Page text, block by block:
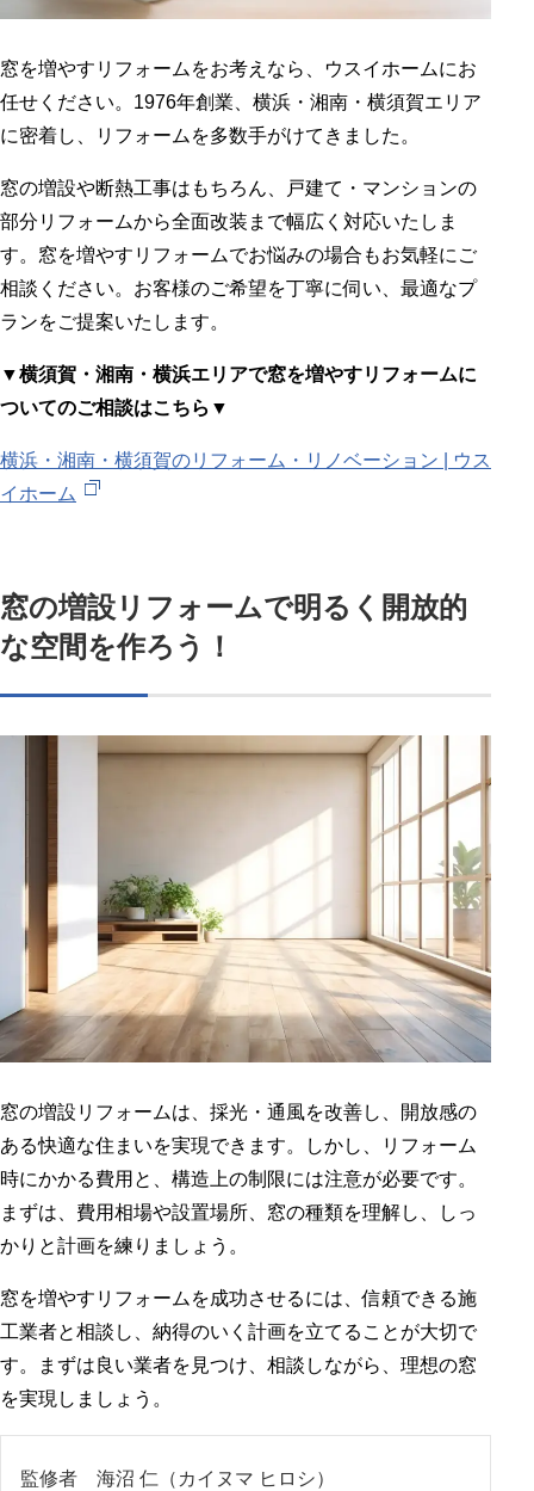
窓を増やすリフォームをお考えなら、ウスイホームにお
任せください。1976年創業、横浜・湘南・横須賀エリア
に密着し、リフォームを多数手がけてきました。
窓の増設や断熱工事はもちろん、戸建て・マンションの
部分リフォームから全面改装まで幅広く対応いたしま
す。窓を増やすリフォームでお悩みの場合もお気軽にご
相談ください。お客様のご希望を丁寧に伺い、最適なプ
ランをご提案いたします。
▼横須賀・湘南・横浜エリアで窓を増やすリフォームに
ついてのご相談はこちら▼
横浜・湘南・横須賀のリフォーム・リノベーション | ウス
イホーム
窓の増設リフォームで明るく開放的
な空間を作ろう！
窓の増設リフォームは、採光・通風を改善し、開放感の
ある快適な住まいを実現できます。しかし、リフォーム
時にかかる費用と、構造上の制限には注意が必要です。
まずは、費用相場や設置場所、窓の種類を理解し、しっ
かりと計画を練りましょう。
窓を増やすリフォームを成功させるには、信頼できる施
工業者と相談し、納得のいく計画を立てることが大切で
す。まずは良い業者を見つけ、相談しながら、理想の窓
を実現しましょう。
監修者 海沼 仁（カイヌマ ヒロシ）